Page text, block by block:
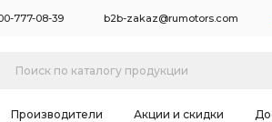
777-08-39 b2b-zakaz@rumotors.com
Производители Акции и скидки